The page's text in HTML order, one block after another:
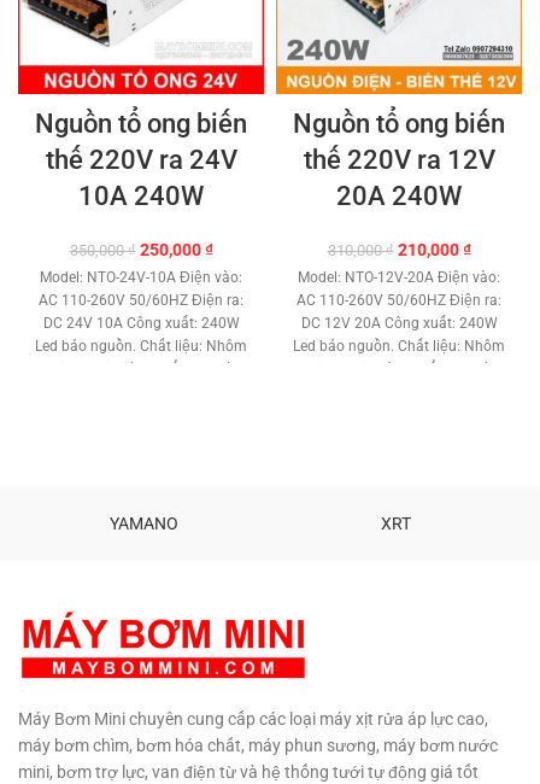
Nguồn tổ ong biến
thế 220V ra 24V
10A 240W
350,000₫ Giá
gốc
là:
350,000 ₫.
250,000₫Giá
hiện
tại
là:
250,000 ₫.
Model: NTO-24V-10A Điện vào:
AC 110-260V 50/60HZ Điện ra:
DC 24V 10A Công xuất: 240W
Led báo nguồn. Chất liệu: Nhôm
KỸ THUẬT – MUA HÀNG MUA
Nguồn tổ ong biến
thế 220V ra 12V
20A 240W
310,000₫ Giá
gốc
là:
310,000 ₫.
210,000₫Giá
hiện
tại
là:
210,000
Model: NTO-12V-20A Điện vào:
AC 110-260V 50/60HZ Điện ra:
DC 12V 20A Công xuất: 240W
Led báo nguồn. Chất liệu: Nhôm
thuật vĩnh viễn. TƯ VẤN KỸ
YAMANO XRT
Máy Bơm Mini chuyên cung cấp các loại máy xịt rửa áp lực cao,
máy bơm chìm, bơm hóa chất, máy phun sương, máy bơm nước
mini, bơm trợ lực, van điện từ và hệ thống tưới tự động giá tốt